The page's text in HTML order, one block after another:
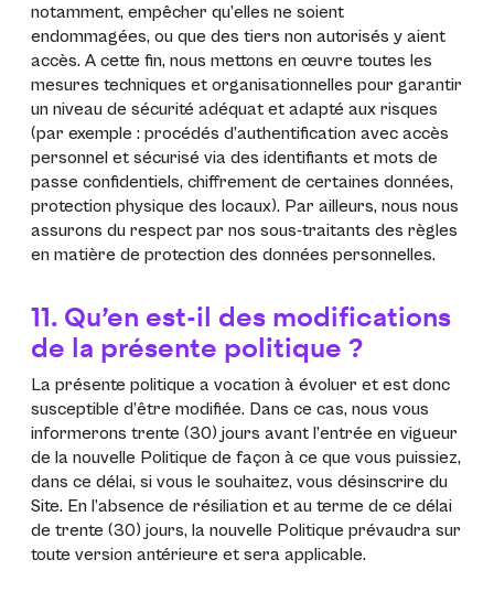
notamment, empêcher qu’elles ne soient
endommagées, ou que des tiers non autorisés y aient
accès. A cette fin, nous mettons en œuvre toutes les
mesures techniques et organisationnelles pour garantir
un niveau de sécurité adéquat et adapté aux risques
(par exemple : procédés d’authentification avec accès
personnel et sécurisé via des identifiants et mots de
passe confidentiels, chiffrement de certaines données,
protection physique des locaux). Par ailleurs, nous nous
assurons du respect par nos sous-traitants des règles
en matière de protection des données personnelles.
11. Qu’en est-il des modifications
de la présente politique ?
La présente politique a vocation à évoluer et est donc
susceptible d’être modifiée. Dans ce cas, nous vous
informerons trente (30) jours avant l’entrée en vigueur
de la nouvelle Politique de façon à ce que vous puissiez,
dans ce délai, si vous le souhaitez, vous désinscrire du
Site. En l’absence de résiliation et au terme de ce délai
de trente (30) jours, la nouvelle Politique prévaudra sur
toute version antérieure et sera applicable.